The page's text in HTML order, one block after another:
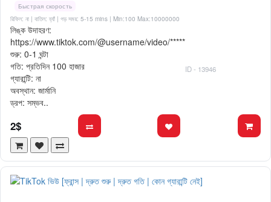
Быстрая скорость
রিফিল: না | বাতিল: হ্যাঁ | গড় সময়: 5-15 mins | Min:100 Max:10000000
লিঙ্ক উদাহরণ:
https://www.tiktok.com/@username/video/*****
শুরু: 0-1 ঘন্টা
গতি: প্রতিদিন 100 হাজার
গ্যারান্টি: না
অবস্থান: জার্মানি
ড্রপ: সম্ভব..
ID - 13946
2$